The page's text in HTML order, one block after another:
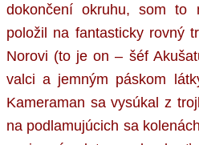
dokončení okruhu, som
položil na fantasticky rovný
Norovi (to je on – šéf
valci a jemným páskom
Kameraman sa vysúkal z
na podlamujúcich sa